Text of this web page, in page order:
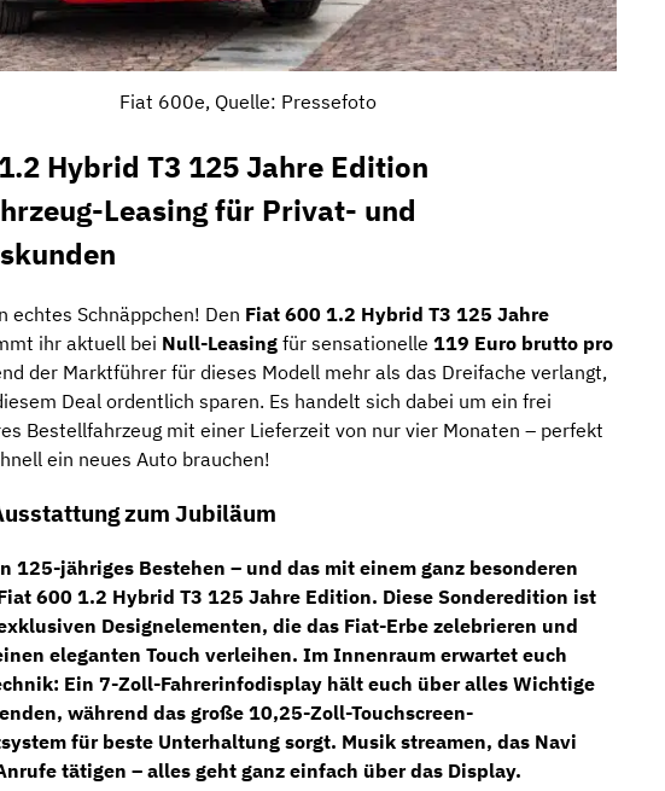
Fiat 600e, Quelle: Pressefoto
Hybrid T3 125 Jahre Edition
Leasing für Privat- und
echtes Schnäppchen! Den Fiat 600 1.2 Hybrid T3 125 Jahre
ihr aktuell bei Null-Leasing für sensationelle 119 Euro brutto pro
der Marktführer für dieses Modell mehr als das Dreifache verlangt,
Deal ordentlich sparen. Es handelt sich dabei um ein frei
Bestellfahrzeug mit einer Lieferzeit von nur vier Monaten – perfekt
ein neues Auto brauchen!
zum Jubiläum
125-jähriges Bestehen – und das mit einem ganz besonderen
600 1.2 Hybrid T3 125 Jahre Edition. Diese Sonderedition ist
Designelementen, die das Fiat-Erbe zelebrieren und
eleganten Touch verleihen. Im Innenraum erwartet euch
Ein 7-Zoll-Fahrerinfodisplay hält euch über alles Wichtige
während das große 10,25-Zoll-Touchscreen-
für beste Unterhaltung sorgt. Musik streamen, das Navi
tätigen – alles geht ganz einfach über das Display.